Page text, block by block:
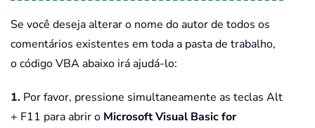
Se você deseja alterar o nome do autor de todos os
comentários existentes em toda a pasta de trabalho,
o código VBA abaixo irá ajudá-lo:
1. Por favor, pressione simultaneamente as teclas Alt
+ F11 para abrir o Microsoft Visual Basic for